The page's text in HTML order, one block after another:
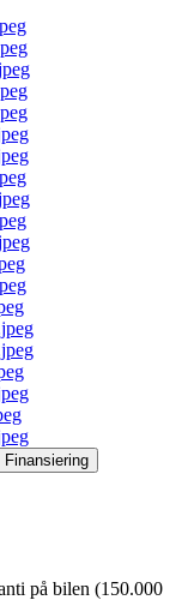
Finansiering
på bilen (150.000